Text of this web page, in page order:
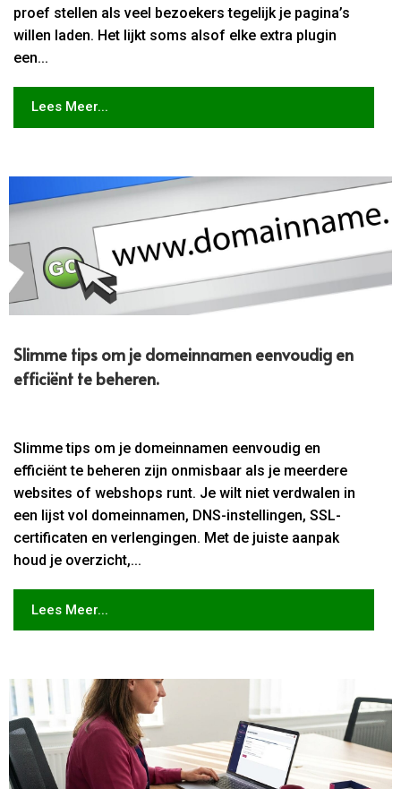
proef stellen als veel bezoekers tegelijk je pagina’s
willen laden. Het lijkt soms alsof elke extra plugin
een...
Lees Meer...
Slimme tips om je domeinnamen eenvoudig en
efficiënt te beheren.​
Slimme tips om je domeinnamen eenvoudig en
efficiënt te beheren zijn onmisbaar als je meerdere
websites of webshops runt. Je wilt niet verdwalen in
een lijst vol domeinnamen, DNS-instellingen, SSL-
certificaten en verlengingen. Met de juiste aanpak
houd je overzicht,...
Lees Meer...